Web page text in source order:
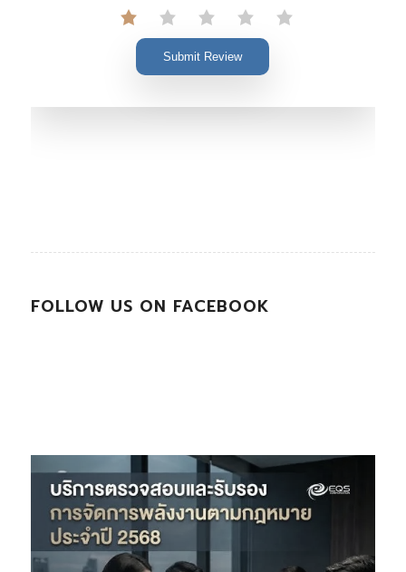
Submit Review
FOLLOW US ON FACEBOOK